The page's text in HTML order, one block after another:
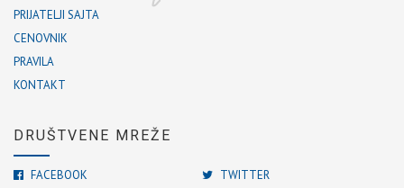
PRIJATELJI SAJTA
CENOVNIK
PRAVILA
KONTAKT
DRUŠTVENE MREŽE
FACEBOOK TWITTER